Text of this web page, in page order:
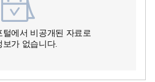
털에서 비공개된 자료로
보가 없습니다.